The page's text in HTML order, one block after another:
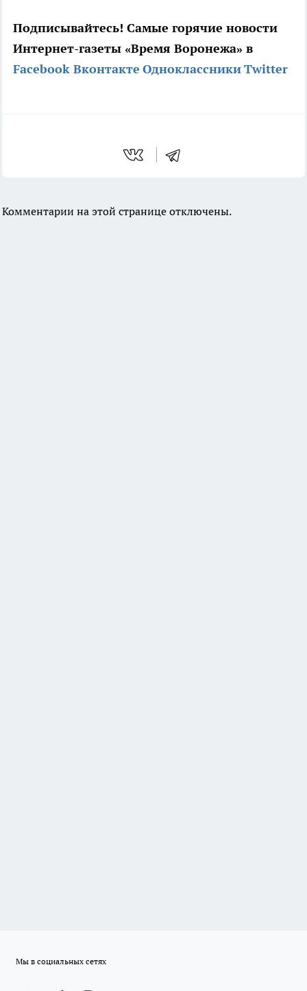
Подписывайтесь! Самые горячие новости
Интернет-газеты «Время Воронежа» в
Facebook Вконтакте ОдноклассникиTwitter
Комментарии на этой странице отключены.
Мы в социальных сетях